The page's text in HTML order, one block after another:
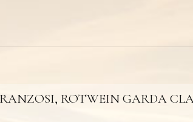
ROTWEIN GARDA